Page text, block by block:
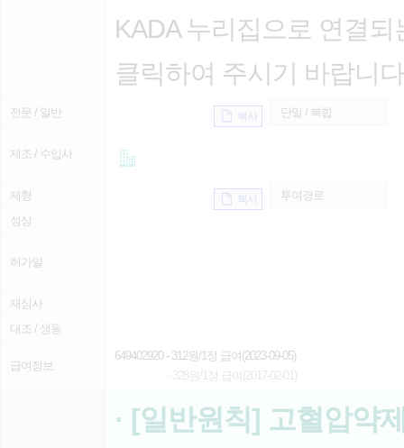
KADA 누리집으로 연결
클릭하여 주시기 바랍니
전문 / 일반 복사 단일 / 복합
제조 / 수입사
제형 복사
투여경로
성상
허가일
재심사
대조 / 생동
급여정보
649402920- 312원/1정 급여(2023-09-05)
- 328원/1정 급여(2017-02-01)
· [일반원칙] 고혈압약